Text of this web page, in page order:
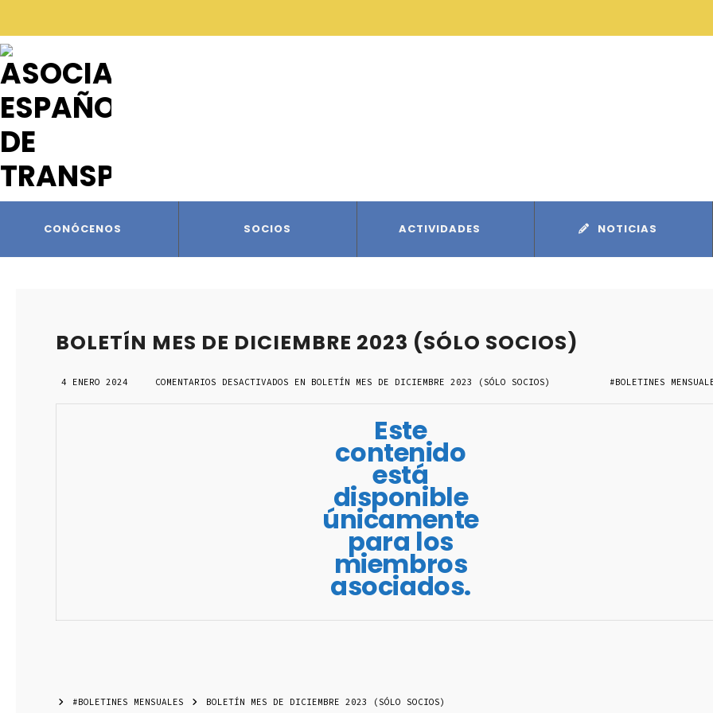
CONÓCENOS SOCIOS ACTIVIDADES NOTICIAS
BOLETÍN MES DE DICIEMBRE 2023 (SÓLO SOCIOS)
4 ENERO 2024 COMENTARIOS DESACTIVADOS EN BOLETÍN MES DE DICIEMBRE 2023 (SÓLO SOCIOS) #BOLETINES
Este
contenido
está
disponible
únicamente
para los
miembros
asociados.
#BOLETINES MENSUALES BOLETÍN MES DE DICIEMBRE 2023 (SÓLO SOCIOS)